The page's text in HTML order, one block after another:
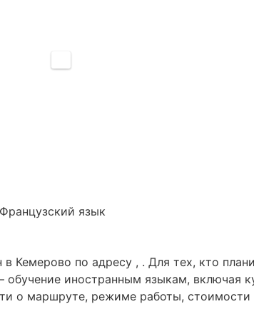
язык
по адресу , . Для тех, кто
иностранным языкам, включая
о маршруте, режиме работы,